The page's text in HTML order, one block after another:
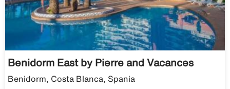
Benidorm East by Pierre and Vacances
Benidorm, Costa Blanca, Spania